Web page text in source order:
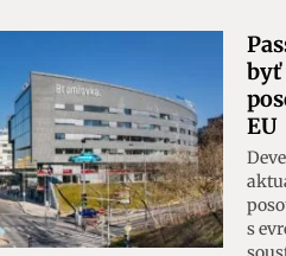
byť
EU
s